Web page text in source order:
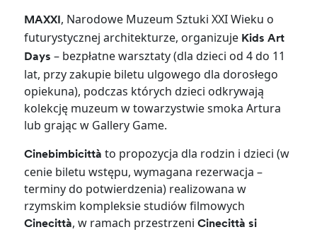
MAXXI, Narodowe Muzeum Sztuki XXI Wieku o
futurystycznej architekturze, organizuje Kids Art
Days – bezpłatne warsztaty (dla dzieci od 4 do 11
lat, przy zakupie biletu ulgowego dla dorosłego
opiekuna), podczas których dzieci odkrywają
kolekcję muzeum w towarzystwie smoka Artura
lub grając w Gallery Game.
Cinebimbicittà to propozycja dla rodzin i dzieci (w
cenie biletu wstępu, wymagana rezerwacja –
terminy do potwierdzenia) realizowana w
rzymskim kompleksie studiów filmowych
Cinecittà, w ramach przestrzeniCinecittà si